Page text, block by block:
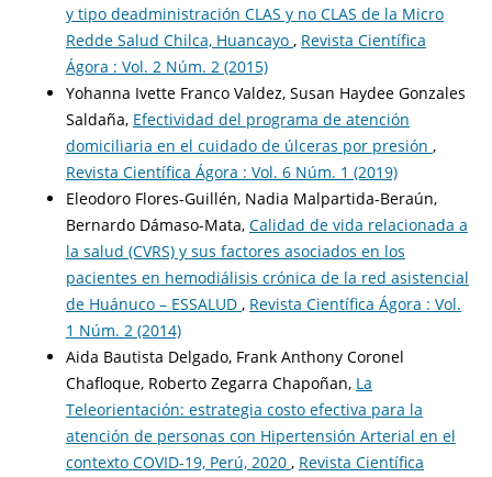
y tipo deadministración CLAS y no CLAS de la Micro
Redde Salud Chilca, Huancayo , Revista Científica
Ágora : Vol. 2 Núm. 2 (2015)
Yohanna Ivette Franco Valdez, Susan Haydee Gonzales
Saldaña, Efectividad del programa de atención
domiciliaria en el cuidado de úlceras por presión ,
Revista Científica Ágora : Vol. 6 Núm. 1 (2019)
Eleodoro Flores-Guillén, Nadia Malpartida-Beraún,
Bernardo Dámaso-Mata, Calidad de vida relacionada a
la salud (CVRS) y sus factores asociados en los
pacientes en hemodiálisis crónica de la red asistencial
de Huánuco – ESSALUD , Revista Científica Ágora : Vol.
1 Núm. 2 (2014)
Aida Bautista Delgado, Frank Anthony Coronel
Chafloque, Roberto Zegarra Chapoñan, La
Teleorientación: estrategia costo efectiva para la
atención de personas con Hipertensión Arterial en el
contexto COVID-19, Perú, 2020 , Revista Científica